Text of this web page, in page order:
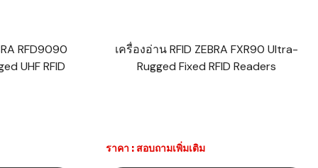
RFD9090
UHF RFID
เครื่องอ่าน RFID ZEBRA FXR90 Ultra-
Rugged Fixed RFID Readers
ราคา : สอบถามเพิ่มเติม